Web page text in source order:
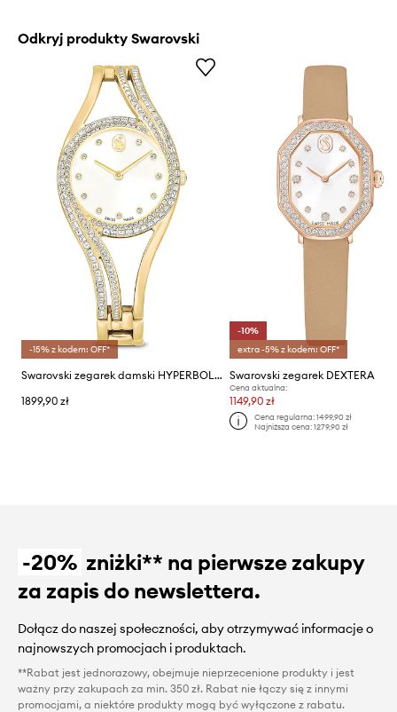
Odkryj produkty Swarovski
-15% z kodem: OFF*
Swarovski zegarek damski HYPERBOLA
1899,90 zł
-10%
extra -5% z kodem: OFF*
Swarovski zegarek DEXTERA
Cena aktualna:
1149,90 zł
Cena regularna: 1499,90 zł
Najniższa cena: 1279,90 zł
-20% zniżki** na pierwsze zakupy
za zapis do newslettera.
Dołącz do naszej społeczności, aby otrzymywać informacje o
najnowszych promocjach i produktach.
**Rabat jest jednorazowy, obejmuje nieprzecenione produkty i jest
ważny przy zakupach za min. 350 zł. Rabat nie łączy się z innymi
promocjami, a niektóre produkty mogą być wyłączone z rabatu.